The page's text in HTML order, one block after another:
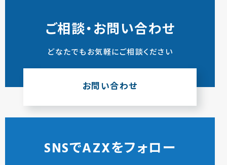
ご相談・お問い合わせ
どなたでもお気軽にご相談ください
お問い合わせ
SNSでAZXをフォロー